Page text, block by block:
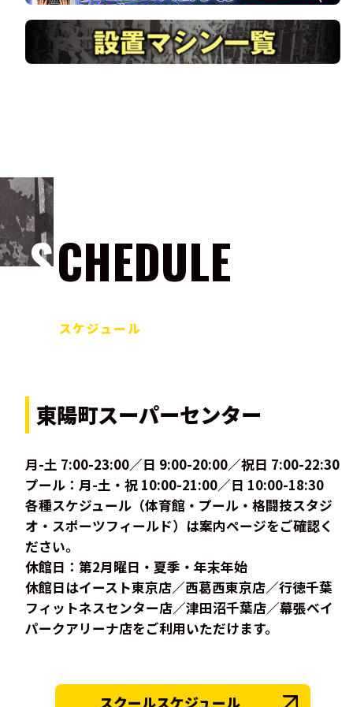
SCHEDULE
スケジュール
東陽町スーパーセンター
月-土 7:00-23:00／日 9:00-20:00／祝日 7:00-22:30
プール：月-土・祝 10:00-21:00／日 10:00-18:30
各種スケジュール（体育館・プール・格闘技スタジ
オ・スポーツフィールド）は案内ページをご確認く
ださい。
休館日：第2月曜日・夏季・年末年始
休館日はイースト東京店／西葛西東京店／行徳千葉
フィットネスセンター店／津田沼千葉店／幕張ベイ
パークアリーナ店をご利用いただけます。
スクールスケジュール